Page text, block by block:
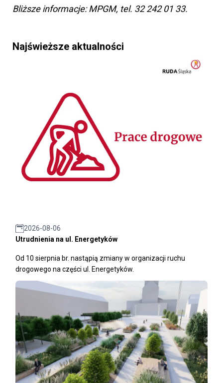
Bliższe informacje: MPGM, tel. 32 242 01 33.
Najświeższe aktualności
2026-08-06
Utrudnienia na ul. Energetyków
Od 10 sierpnia br. nastąpią zmiany w organizacji ruchu
drogowego na części ul. Energetyków.